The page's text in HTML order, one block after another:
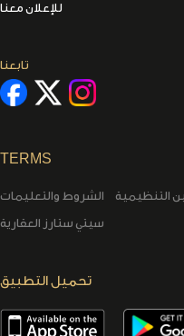
للإعلان معنا
تابعنا
TERMS
الشروط والتعليمات التنظيمية
سيتي ستارز العقارية
تحميل التطبيق